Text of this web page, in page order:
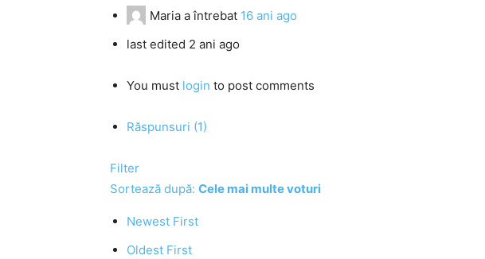
Maria a întrebat 16 ani ago
last edited 2 ani ago
You must login to post comments
Răspunsuri (1)
Filter
Sortează după: Cele mai multe voturi
Newest First
Oldest First